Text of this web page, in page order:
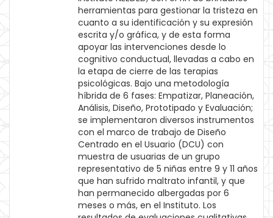
herramientas para gestionar la tristeza en
cuanto a su identificación y su expresión
escrita y/o gráfica, y de esta forma
apoyar las intervenciones desde lo
cognitivo conductual, llevadas a cabo en
la etapa de cierre de las terapias
psicológicas. Bajo una metodología
híbrida de 6 fases: Empatizar, Planeación,
Análisis, Diseño, Prototipado y Evaluación;
se implementaron diversos instrumentos
con el marco de trabajo de Diseño
Centrado en el Usuario (DCU) con
muestra de usuarias de un grupo
representativo de 5 niñas entre 9 y 11 años
que han sufrido maltrato infantil, y que
han permanecido albergadas por 6
meses o más, en el Instituto. Los